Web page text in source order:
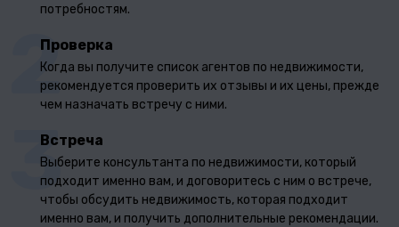
потребностям.
2
Проверка
Когда вы получите список агентов по недвижимости,
рекомендуется проверить их отзывы и их цены, прежде
чем назначать встречу с ними.
3
Встреча
Выберите консультанта по недвижимости, который
подходит именно вам, и договоритесь с ним о встрече,
чтобы обсудить недвижимость, которая подходит
именно вам, и получить дополнительные рекомендации.